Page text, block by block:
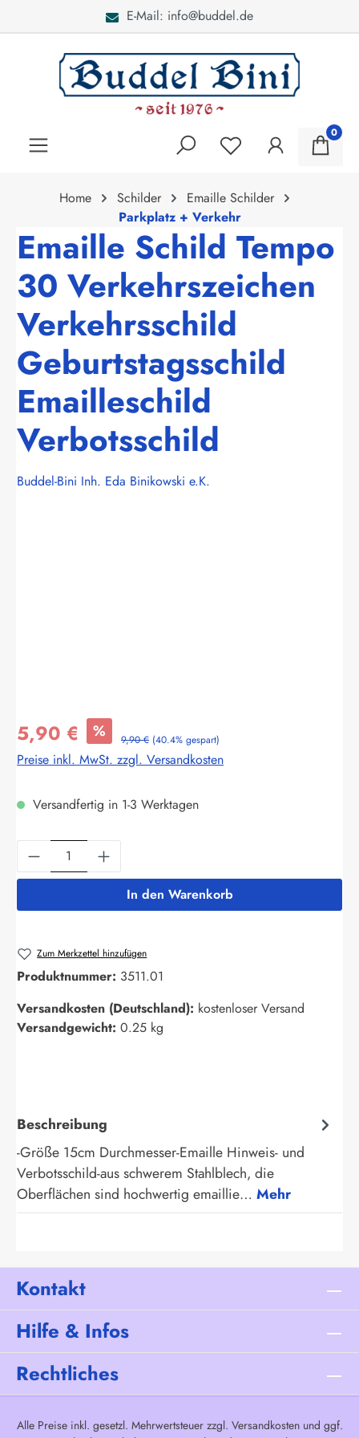
E-Mail: info@buddel.de
0
Home Schilder
Emaille Schilder
Parkplatz + Verkehr
Emaille Schild Tempo
30 Verkehrszeichen
Verkehrsschild
Geburtstagsschild
Emailleschild
Verbotsschild
Buddel-Bini Inh. Eda Binikowski e.K.
5,90 € % 9,90 € (40.4% gespart)
Preise inkl. MwSt. zzgl. Versandkosten
Versandfertig in 1-3 Werktagen
Produkt Anzahl: Gib den gewünschten
In den Warenkorb
Zum Merkzettel hinzufügen
Produktnummer: 3511.01
Versandkosten (Deutschland): kostenloser Versand
Versandgewicht: 0.25 kg
Beschreibung
-Größe 15cm Durchmesser-Emaille Hinweis- und
Verbotsschild-aus schwerem Stahlblech, die
Oberflächen sind hochwertig emaillie… Mehr
Kontakt
Hilfe & Infos
Rechtliches
Alle Preise inkl. gesetzl. Mehrwertsteuer zzgl. Versandkostenund ggf.